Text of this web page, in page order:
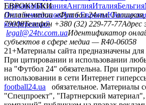
ГерманияИспанияАнглияИталияБельгия
ЕВРОКУБКИ
Лига чемпионовЛига Европы
конференций
Онлайн-медиа «Футбол 24»пл.
79008Телефон +380 (32) 229-77-77Адрес
legal@24tv.com.uaИдентификатор
субъектов в сфере медиа — R40-06058
21+Материалы сайта предназначены
При цитировании и использовании
на "Футбол 24" обязательна. При
использовании в сети Интернет
football24.ua
обязательное. Материалы
"Спецпроект", "Партнерский